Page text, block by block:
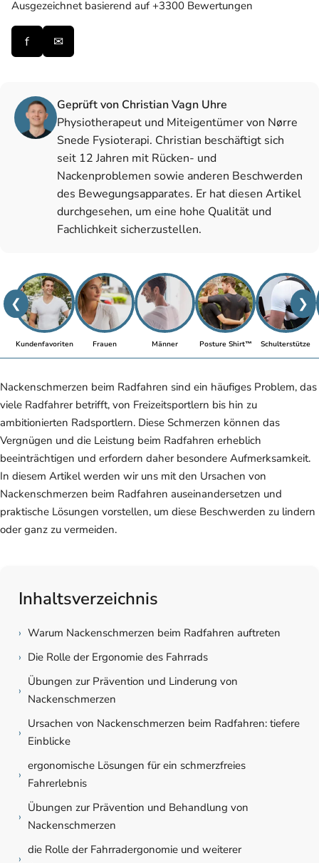
Ausgezeichnet basierend auf +3300 Bewertungen
f ✉
Geprüft von Christian Vagn Uhre
Physiotherapeut und Miteigentümer von Nørre
Snede Fysioterapi. Christian beschäftigt sich
seit 12 Jahren mit Rücken- und
Nackenproblemen sowie anderen Beschwerden
des Bewegungsapparates. Er hat diesen Artikel
durchgesehen, um eine hohe Qualität und
Fachlichkeit sicherzustellen.
❮ ❯
Kundenfavoriten Frauen Männer Posture Shirt™ Schulterstütze
Nackenschmerzen beim Radfahren sind ein häufiges Problem, das
viele Radfahrer betrifft, von Freizeitsportlern bis hin zu
ambitionierten Radsportlern. Diese Schmerzen können das
Vergnügen und die Leistung beim Radfahren erheblich
beeinträchtigen und erfordern daher besondere Aufmerksamkeit.
In diesem Artikel werden wir uns mit den Ursachen von
Nackenschmerzen beim Radfahren auseinandersetzen und
praktische Lösungen vorstellen, um diese Beschwerden zu lindern
oder ganz zu vermeiden.
Inhaltsverzeichnis
› Warum Nackenschmerzen beim Radfahren auftreten
› Die Rolle der Ergonomie des Fahrrads
›
Übungen zur Prävention und Linderung von
Nackenschmerzen
›
Ursachen von Nackenschmerzen beim Radfahren: tiefere
Einblicke
›
ergonomische Lösungen für ein schmerzfreies
Fahrerlebnis
›
Übungen zur Prävention und Behandlung von
Nackenschmerzen
›
die Rolle der Fahrradergonomie und weiterer